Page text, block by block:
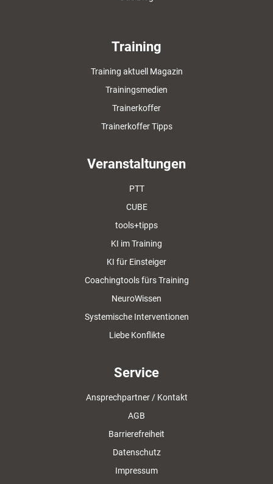
Training
Training aktuell Magazin
Trainingsmedien
Trainerkoffer
Trainerkoffer Tipps
Veranstaltungen
PTT
CUBE
tools+tipps
KI im Training
KI für Einsteiger
Coachingtools fürs Training
NeuroWissen
Systemische Interventionen
Liebe Konflikte
Service
Ansprechpartner / Kontakt
AGB
Barrierefreiheit
Datenschutz
Impressum